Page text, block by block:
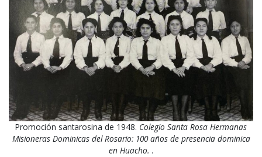
Promoción santarosina de 1948. Colegio Santa Rosa Hermanas
Misioneras Dominicas del Rosario: 100 años de presencia dominica
en Huacho. .